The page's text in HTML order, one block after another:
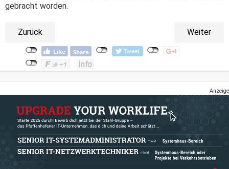
gebracht worden.
Zurück Weiter
Anzeige